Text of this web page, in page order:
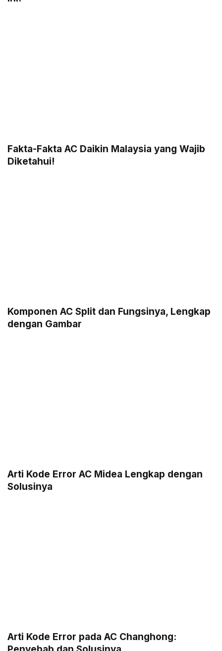
Fakta-Fakta AC Daikin Malaysia yang Wajib
Diketahui!
Komponen AC Split dan Fungsinya, Lengkap
dengan Gambar
Arti Kode Error AC Midea Lengkap dengan
Solusinya
Arti Kode Error pada AC Changhong: